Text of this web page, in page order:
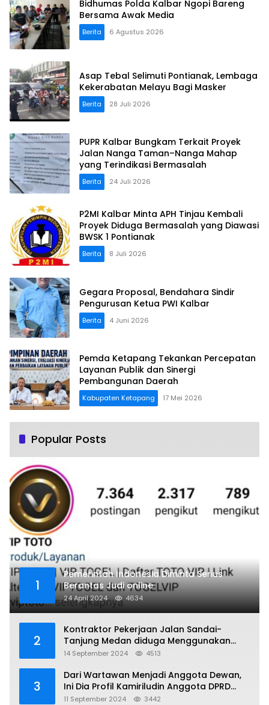
Bidhumas Polda Kalbar Ngopi Bareng
Bersama Awak Media
Berita 6 Agustus 2026
Asap Tebal Selimuti Pontianak, Lembaga
Kekerabatan Melayu Bagi Masker
Berita 28 Juli 2026
PUPR Kalbar Bungkam Terkait Proyek
Jalan Nanga Taman–Nanga Mahap
yang Terindikasi Bermasalah
Berita 24 Juli 2026
P2MI Kalbar Minta APH Tinjau Kembali
Proyek Diduga Bermasalah yang Diawasi
BWSK 1 Pontianak
Berita 8 Juli 2026
Gegara Proposal, Bendahara Sindir
Pengurusan Ketua PWI Kalbar
Berita 4 Juni 2026
Pemda Ketapang Tekankan Percepatan
Layanan Publik dan Sinergi
Pembangunan Daerah
Kabupaten Ketapang 17 Mei 2026
Popular Posts
1
Pemerintah Indonesia Diminta Serius
Berantas Judi online
24 April 2024 4634
2
Kontraktor Pekerjaan Jalan Sandai-
Tanjung Medan diduga Menggunakan
Matrial Tanah tak Berizin Resmi
14 September 2024 4513
3
Dari Wartawan Menjadi Anggota Dewan,
Ini Dia Profil Kamiriludin Anggota DPRD
Dapil 1 KKU
11 September 2024 3442